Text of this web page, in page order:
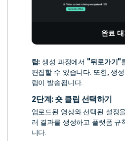
완료 대
팁: 생성 과정에서 "뒤로가기"
편집할 수 있습니다. 또한, 생
림이 발송됩니다.
2단계: 숏 클립 선택하기
업로드된 영상와 선택된 설정
러 결과를 생성하고 플랫폼 규
니다.